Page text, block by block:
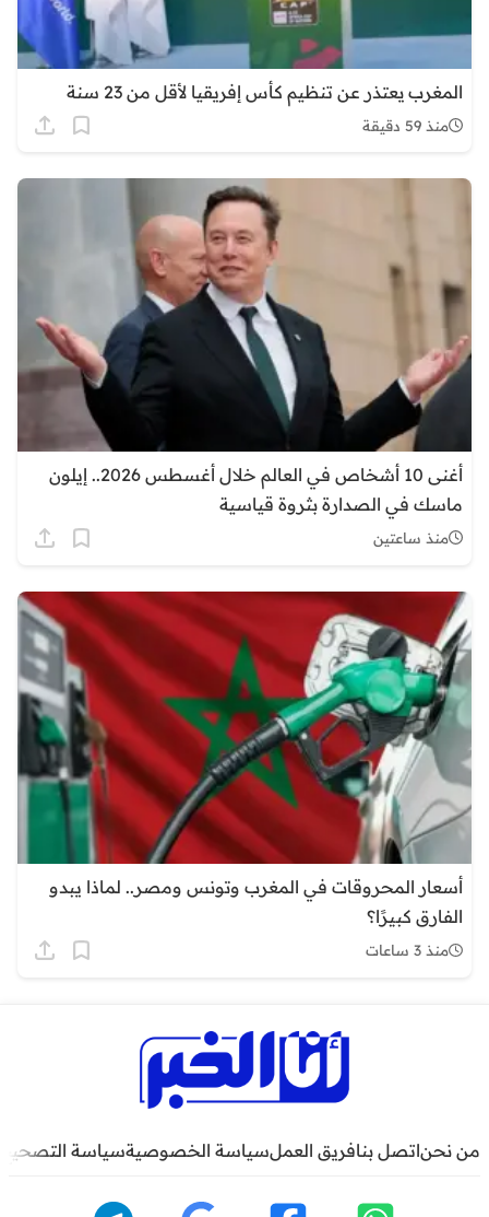
المغرب يعتذر عن تنظيم كأس إفريقيا لأقل من 23 سنة
منذ 59 دقيقة
أغنى 10 أشخاص في العالم خلال أغسطس 2026.. إيلون
ماسك في الصدارة بثروة قياسية
منذ ساعتين
أسعار المحروقات في المغرب وتونس ومصر.. لماذا يبدو
الفارق كبيرًا؟
منذ 3 ساعات
من نحناتصل بنافريق العملسياسة الخصوصيةسياسة التصحيح